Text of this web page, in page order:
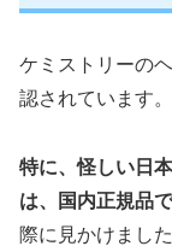
ケミストリーの
認されています。
特に、怪しい日
は、国内正規品
際に見かけました